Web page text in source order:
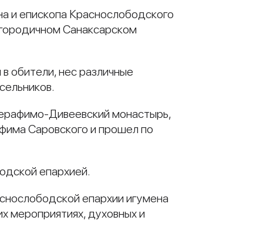
и епископа Краснослободского
Санаксарском
обители, нес различные
Дивеевский монастырь,
Саровского и прошел по
епархией.
епархии игумена
мероприятиях, духовных и